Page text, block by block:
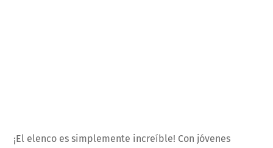
¡El elenco es simplemente increíble! Con jóvenes